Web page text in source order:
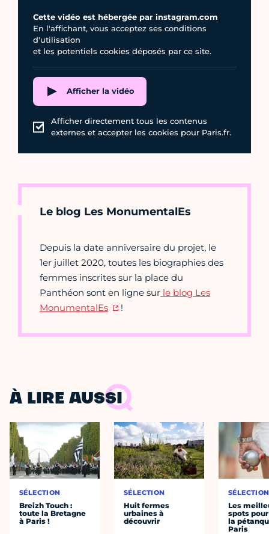
Cette vidéo est hébergée par instagram.com
En l'affichant, vous acceptez ses conditions
d'utilisation
et les potentiels cookies déposés par ce site.
Afficher la vidéo
Afficher directement tous les contenus
externes et accepter les cookies pour Paris.fr.
Le blog Les MonumentalEs
Depuis la date anniversaire du projet, le
1er juillet 2020, toutes les biographies des
femmes inscrites sur la place du
Panthéon sont en ligne sur le blog Les
MonumentalEs
!
À LIRE AUSSI
SÉLECTION
Breizh Touch :
toute la Bretagne
à Paris !
SÉLECTION
Huit fermes
urbaines à
découvrir
SÉLECTION
Les
spots
la
Paris